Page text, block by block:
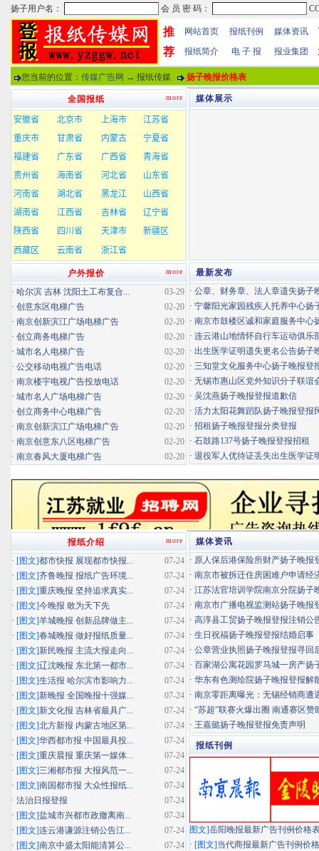
推
荐
网站首页 报纸刊例 媒体资讯
报纸简介 电 子 报 报业集团
您当前的位置： 传媒广告网 → 报纸传媒 扬子晚报价格表
媒体展示
最新发布
· 公章、财务章、法人章遗失扬子
· 宁馨阳光家园残疾人托养中心扬
· 南京市鼓楼区诚和家庭服务中心
· 连云港山地情怀自行车运动俱乐
· 出生医学证明遗失更名公告扬子
· 三知堂文化服务中心扬子晚报登
· 无锡市惠山区党外知识分子联谊
· 吴沈燕扬子晚报登报道歉信
· 活力太阳花舞蹈队扬子晚报登报
· 招租扬子晚报登报分类登报
· 石鼓路137号扬子晚报登报招租
· 退役军人优待证丢失出生医学证
more
全国报纸
more
户外报价
03-29
· 哈尔滨 吉林 沈阳土工布复合...
02-20
· 创意东区电梯广告
02-20
· 南京创新滨江广场电梯广告
02-20
· 创立商务电梯广告
02-20
· 城市名人电梯广告
02-20
· 公交移动电视广告电话
02-20
· 南京楼宇电视广告投放电话
02-20
· 城市名人广场电梯广告
02-20
· 创立商务中心电梯广告
02-20
· 南京创新滨江广场电梯广告
02-20
· 南京创意东八区电梯广告
02-20
· 南京春风大厦电梯广告
媒体资讯
· 原人保后港保险所财产扬子晚报
· 南京市被拆迁住房困难户申请经
· 江苏法官培训学院南京分院扬子
· 南京市广播电视监测站扬子晚报
· 高淳县工贸扬子晚报登报注销公
· 生日祝福扬子晚报登报结婚启事
· 公章营业执照扬子晚报登报寻回
· 百家湖公寓花园罗马城一房产扬
· 华东有色测绘院扬子晚报登报解
· 南京零距离曝光：无锡经销商遭
· “苏超”联赛火爆出圈 南通赛区赞
· 王嘉懿扬子晚报登报免责声明
报纸刊例
图文]岳阳晚报最新广告刊例价格
· [图文]当代商报最新广告刊例价
more
报纸介绍
07-24
· [图文]都市快报 展现都市快报...
07-24
· [图文]齐鲁晚报 报纸广告环境...
07-24
· [图文]重庆晚报 坚持追求真实...
07-24
· [图文]今晚报 敢为天下先
07-24
· [图文]羊城晚报 创新品牌做主...
07-24
· [图文]春城晚报 做好报纸质量...
07-24
· [图文]新民晚报 主流大报走向...
07-24
· [图文]辽沈晚报 东北第一都市...
07-24
· [图文]生活报 哈尔滨市影响力...
07-24
· [图文]新晚报 全国晚报十强媒...
07-24
· [图文]新文化报 吉林省最具广...
07-24
· [图文]北方新报 内蒙古地区第...
07-24
· [图文]华西都市报 中国最具投...
07-24
· [图文]重庆晨报 重庆第一媒体...
07-24
· [图文]三湘都市报 大报风范一...
07-24
· [图文]南国都市报 大众性报纸...
07-24
· 法治日报登报
07-24
· [图文]盐城市兴都市政撤离南...
07-24
· [图文]连云港谦源注销公告江...
07-24
· [图文]南京中盛太阳能清算公...